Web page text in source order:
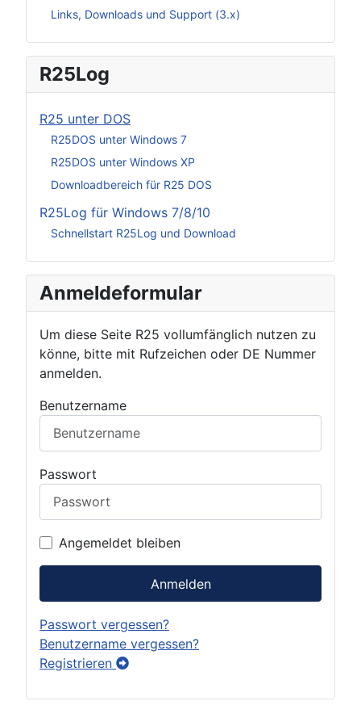
Links, Downloads und Support (3.x)
R25Log
R25 unter DOS
R25DOS unter Windows 7
R25DOS unter Windows XP
Downloadbereich für R25 DOS
R25Log für Windows 7/8/10
Schnellstart R25Log und Download
Anmeldeformular
Um diese Seite R25 vollumfänglich nutzen zu
könne, bitte mit Rufzeichen oder DE Nummer
anmelden.
Benutzername
Passwort
Angemeldet bleiben
Anmelden
Passwort vergessen?
Benutzername vergessen?
Registrieren